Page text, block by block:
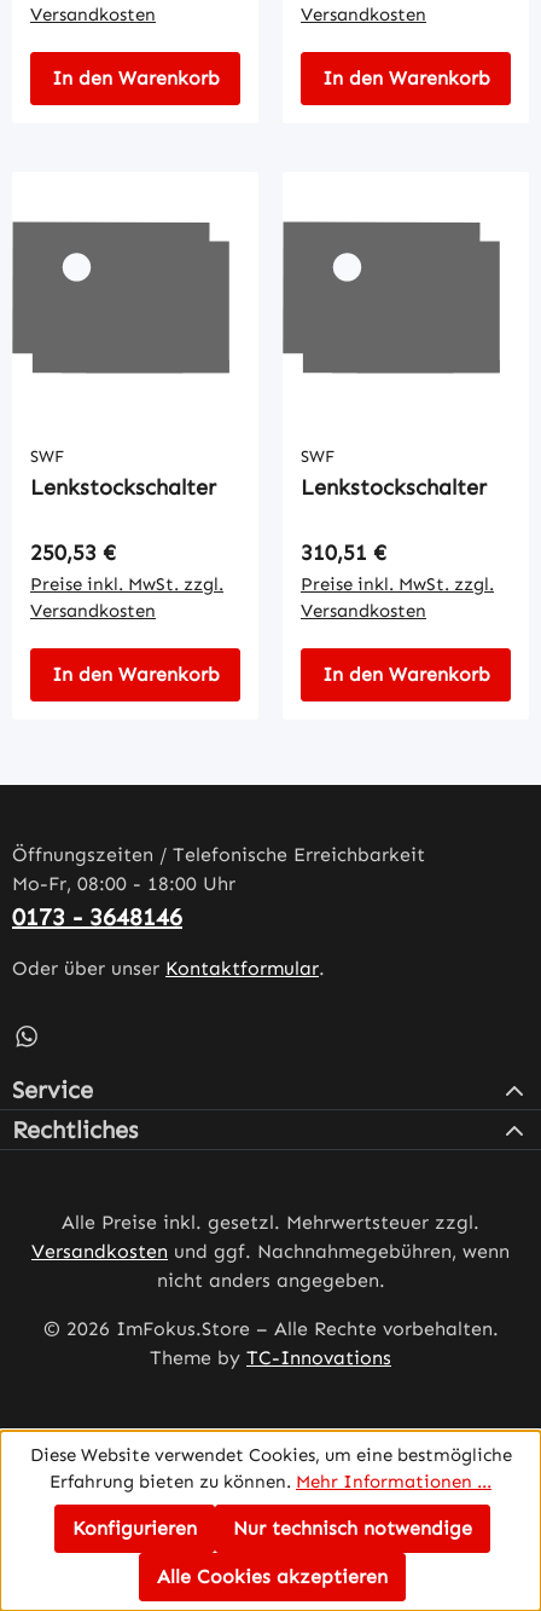
Versandkosten
In den Warenkorb
Versandkosten
In den Warenkorb
SWF
Lenkstockschalter
Regulärer Preis:
250,53 €
Preise inkl. MwSt. zzgl.
Versandkosten
In den Warenkorb
SWF
Lenkstockschalter
Regulärer Preis:
310,51 €
Preise inkl. MwSt. zzgl.
Versandkosten
In den Warenkorb
Öffnungszeiten / Telefonische Erreichbarkeit
Mo-Fr, 08:00 - 18:00 Uhr
0173 - 3648146
Oder über unser Kontaktformular.
Schreib uns auf WhatsApp – öffnet in neuem Tab
Service
Rechtliches
Alle Preise inkl. gesetzl. Mehrwertsteuer zzgl.
Versandkosten und ggf. Nachnahmegebühren, wenn
nicht anders angegeben.
© 2026 ImFokus.Store – Alle Rechte vorbehalten.
Theme by TC-Innovations
Diese Website verwendet Cookies, um eine bestmögliche
Erfahrung bieten zu können. Mehr Informationen ...
Nur technisch notwendige
Konfigurieren
Alle Cookies akzeptieren